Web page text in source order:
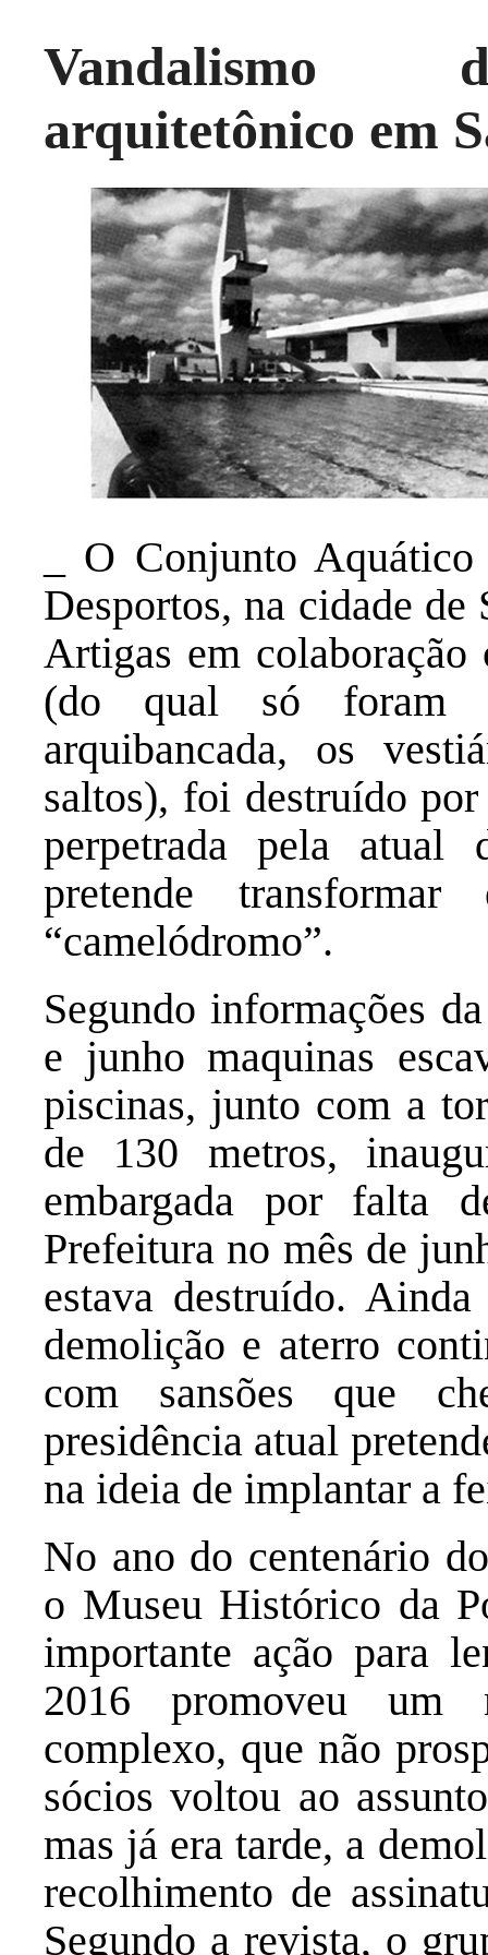
Vandalismo
arquitetônico em
_ O Conjunto
Desportos, na cidade
Artigas em
(do qual só foram
arquibancada, os
saltos), foi destruído
perpetrada pela atual
pretende
“camelódromo”.
Segundo informações
e junho maquinas
piscinas, junto com a
de 130 metros,
embargada por falta
Prefeitura no mês de
estava destruído.
demolição e aterro
com sansões que
presidência atual
na ideia de implantar a
No ano do centenário
o Museu Histórico da
importante ação para
2016 promoveu um
complexo, que não
sócios voltou ao
mas já era tarde, a
recolhimento de
Segundo a revista, o